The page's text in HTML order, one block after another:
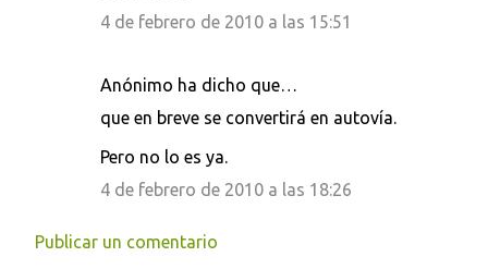
4 de febrero de 2010 a las 15:51
Anónimo ha dicho que…
que en breve se convertirá en autovía.
Pero no lo es ya.
4 de febrero de 2010 a las 18:26
Publicar un comentario